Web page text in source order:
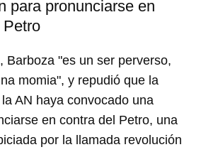
para pronunciarse en
Petro
Barboza "es un ser perverso,
momia", y repudió que la
AN haya convocado una
en contra del Petro, una
por la llamada revolución